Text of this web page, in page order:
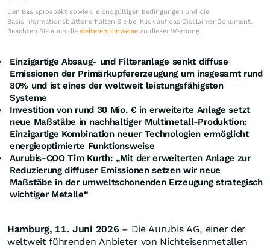
Den Basisprospekt sowie die Endgültigen Bedingungen und die
Basisinformationsblätter erhalten Sie bei Klick auf das Disclaimer Dokument.
Beachten Sie auch die weiteren Hinweise zu dieser Werbung.
Einzigartige Absaug- und Filteranlage senkt diffuse
Emissionen der Primärkupfererzeugung um insgesamt rund
80% und ist eines der weltweit leistungsfähigsten
Systeme
Investition von rund 30 Mio. € in erweiterte Anlage setzt
neue Maßstäbe in nachhaltiger Multimetall-Produktion:
Einzigartige Kombination neuer Technologien ermöglicht
energieoptimierte Funktionsweise
Aurubis-COO Tim Kurth: „Mit der erweiterten Anlage zur
Reduzierung diffuser Emissionen setzen wir neue
Maßstäbe in der umweltschonenden Erzeugung strategisch
wichtiger Metalle“
Hamburg, 11. Juni 2026 – Die Aurubis AG, einer der
weltweit führenden Anbieter von Nichteisenmetallen